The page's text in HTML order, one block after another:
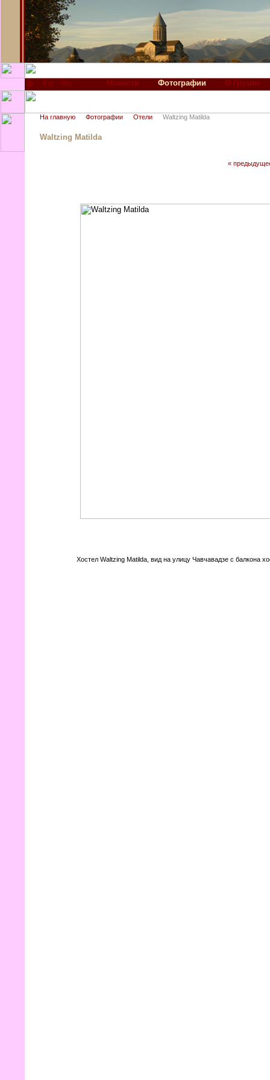
Новости Фотографии О Грузии
На главную Фотографии Отели Waltzing Matilda
Waltzing Matilda
«
Хостел Waltzing Matilda, вид на улицу Чавчавадзе с балкона